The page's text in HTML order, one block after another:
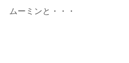
ムーミンと・・・